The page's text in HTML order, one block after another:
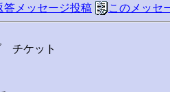
答メッセージ投稿 このメッセ
チケット